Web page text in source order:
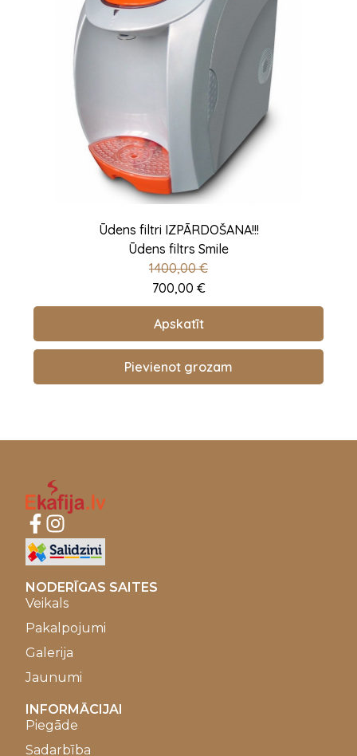
Ūdens filtri IZPĀRDOŠANA!!!
Ūdens filtrs Smile
1400,00€
700,00 €
Apskatīt
Pievienot grozam
NODERĪGAS SAITES
Veikals
Pakalpojumi
Galerija
Jaunumi
INFORMĀCIJAI
Piegāde
Sadarbība